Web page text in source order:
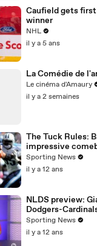
Caufield gets
winner
NHL
il y a 5 ans
La Comédie de
Le cinéma d'Amaury
il y a 2 semaines
The Tuck Rules:
impressive
Sporting News
il y a 12 ans
NLDS preview:
Dodgers-
Sporting News
il y a 12 ans